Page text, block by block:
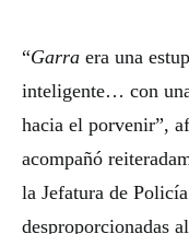
“Garra era una
inteligente… con
hacia el porvenir”,
acompañó
la Jefatura de
desproporcionadas